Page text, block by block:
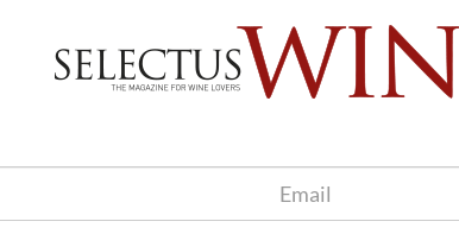
y reconocimientos, entre ellos el de Mejor Iniciativa
y una mención especial del jurado al cortometraje ‘El
de Promoción.
celebrada entre Marzo y Junio de 2013, se convirtió
todos los municipios que conforman la Ruta del Vino
entre las que destacan la vespaterapia, paseos en
visitas teatralizadas, actividades en bodegas,
de productos gastronómicos.